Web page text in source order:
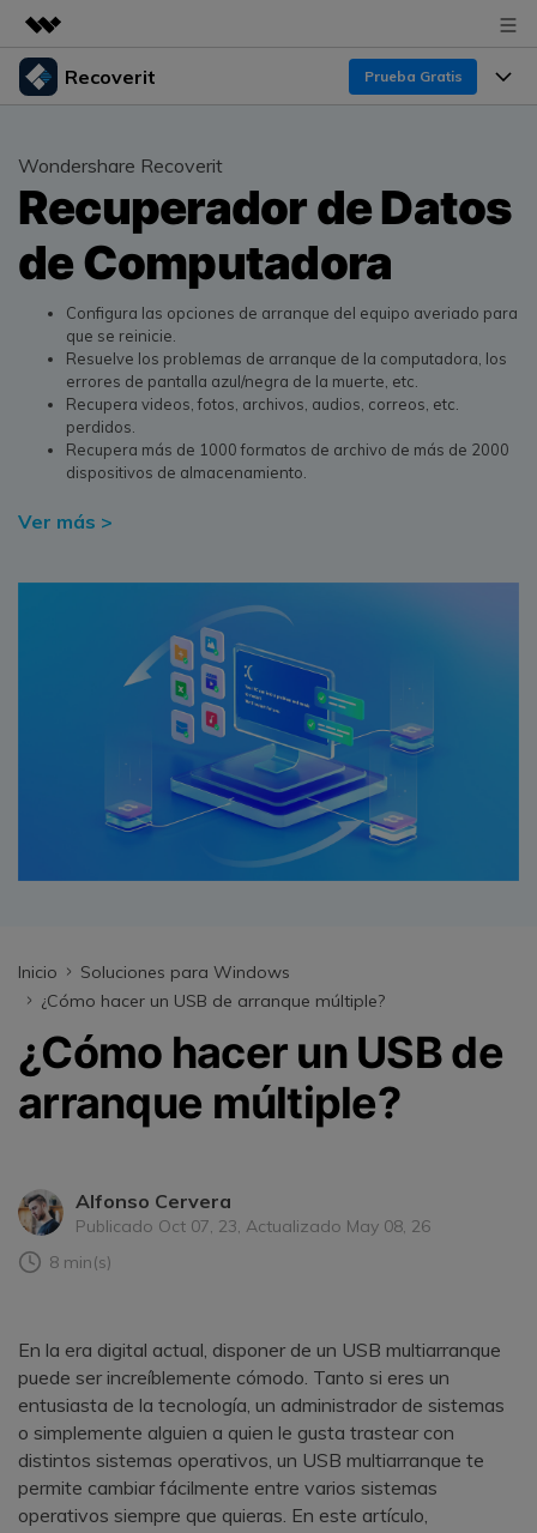
Productos destacados
Utilidades
Soluciones
Quiénes somos
Sala de prensa
Tienda
Soporte
Recoverit Prueba Gratis
Recoverit para Windows
Líder en recuperación para Windows
Pruébalo Gratis
Recoverit para Mac
Recupera datos ilimitados del sistema Mac
Recoverit Gratis
Recupera datos perdidos/eliminados gratis
Pruébalo Gratis
Otros Productos
Funciones
Recuperar de Unidades
Recuperar Medios Borrados
Soluciones de Recuperación Exclusivas Nuevo
Recuperar Documentos
Escenarios de Pérdida de Datos
Recursos
Por qué Recoverit
Experto en Recuperación de Datos
Historias de Clientes
Temas Destacados
DESCARGAR Sign In
Wondershare Recoverit
Recuperador de Datos
de Computadora
Configura las opciones de arranque del equipo averiado para
que se reinicie.
Resuelve los problemas de arranque de la computadora, los
errores de pantalla azul/negra de la muerte, etc.
Recupera videos, fotos, archivos, audios, correos, etc.
perdidos.
Recupera más de 1000 formatos de archivo de más de 2000
dispositivos de almacenamiento.
Ver más >
Inicio
Soluciones para Windows
¿Cómo hacer un USB de arranque múltiple?
¿Cómo hacer un USB de
arranque múltiple?
Alfonso Cervera
Publicado Oct 07, 23, Actualizado May 08, 26
8 min(s)
En la era digital actual, disponer de un USB multiarranque
puede ser increíblemente cómodo. Tanto si eres un
entusiasta de la tecnología, un administrador de sistemas
o simplemente alguien a quien le gusta trastear con
distintos sistemas operativos, un USB multiarranque te
permite cambiar fácilmente entre varios sistemas
operativos siempre que quieras. En este artículo,